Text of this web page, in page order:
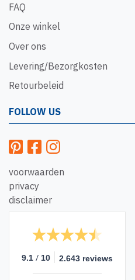
FAQ
Onze winkel
Over ons
Levering/Bezorgkosten
Retourbeleid
FOLLOW US
voorwaarden
privacy
disclaimer
9.1 / 10 2.643 reviews